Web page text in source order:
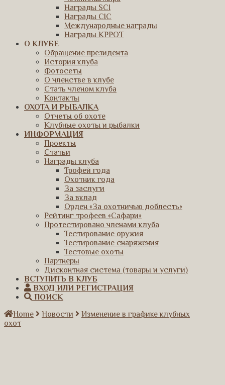
Награды SCI
Награды CIC
Международные награды
Награды КРРОТ
О КЛУБЕ
Обращение президента
История клуба
Фотосеты
О членстве в клубе
Стать членом клуба
Контакты
ОХОТА И РЫБАЛКА
Отчеты об охоте
Клубные охоты и рыбалки
ИНФОРМАЦИЯ
Проекты
Статьи
Награды клуба
Трофей года
Охотник года
За заслуги
За вклад
Орден «За охотничью доблесть»
Рейтинг трофеев «Сафари»
Протестировано членами клуба
Тестирование оружия
Тестирование снаряжения
Тестовые охоты
Партнеры
Дисконтная система (товары и услуги)
ВСТУПИТЬ В КЛУБ
ВХОД ИЛИ РЕГИСТРАЦИЯ
ПОИСК
Home
Новости
Изменение в графике клубных
охот